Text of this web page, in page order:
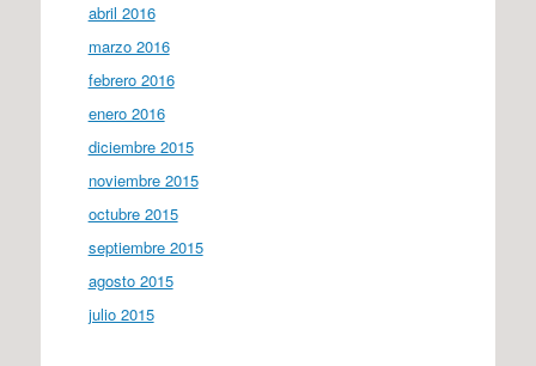
abril 2016
marzo 2016
febrero 2016
enero 2016
diciembre 2015
noviembre 2015
octubre 2015
septiembre 2015
agosto 2015
julio 2015